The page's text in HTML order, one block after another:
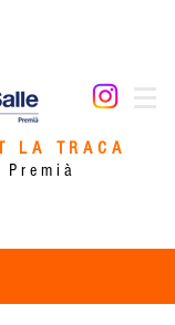
LA TRACA
r e m i à